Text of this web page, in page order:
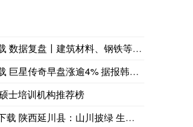
复盘丨建筑材料、钢铁等行业走强 68
星传奇早盘涨逾4% 据报韩国Galax
士培训机构推荐榜
西延川县：山川披绿 生态修复启新程